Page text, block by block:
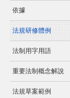
依據
法規研修體例
法制用字用語
重要法制概念解說
法規草案範例